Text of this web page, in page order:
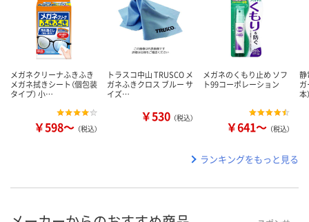
メガネクリーナふきふき
メガネ拭きシート（個包装
タイプ） 小…
￥598～ （税込）
トラスコ中山 TRUSCO メ
ガネふきクロス ブルー サ
イズ…
￥530 （税込）
メガネのくもり止め ソフ
ト99コーポレーション
￥641～ （税込）
静
ガ
本
ランキングをもっと見る